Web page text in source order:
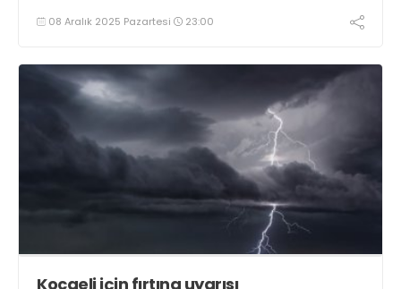
08 Aralık 2025 Pazartesi 23:00
Kocaeli için fırtına uyarısı